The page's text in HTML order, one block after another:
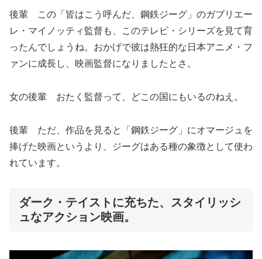
後輩 この「皆はこう呼んだ、鋼鉄ジーグ」のガブリエー
レ・マイノッティ監督も、このテレビ・シリーズを見て育
ったんでしょうね。おかげで彼は熱狂的な日本アニメ・フ
ァンに成長し、映画監督になりましたとさ。
女の後輩 おたく監督って、どこの国にもいるのねえ。
後輩 ただ、作品を見ると「鋼鉄ジーグ」にオマージュを
捧げた映画というより、ジーグはある種の象徴として使わ
れています。
ダーク・テイストに充ちた、スタイリッシ
ュなアクション映画。